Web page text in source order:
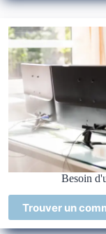
Besoin
Trouver un